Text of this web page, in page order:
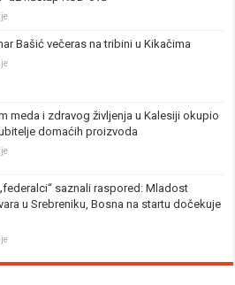
Bašić večeras na tribini u Kikačima
meda i zdravog življenja u Kalesiji okupio
domaćih proizvoda
saznali raspored: Mladost
u Srebreniku, Bosna na startu dočekuje